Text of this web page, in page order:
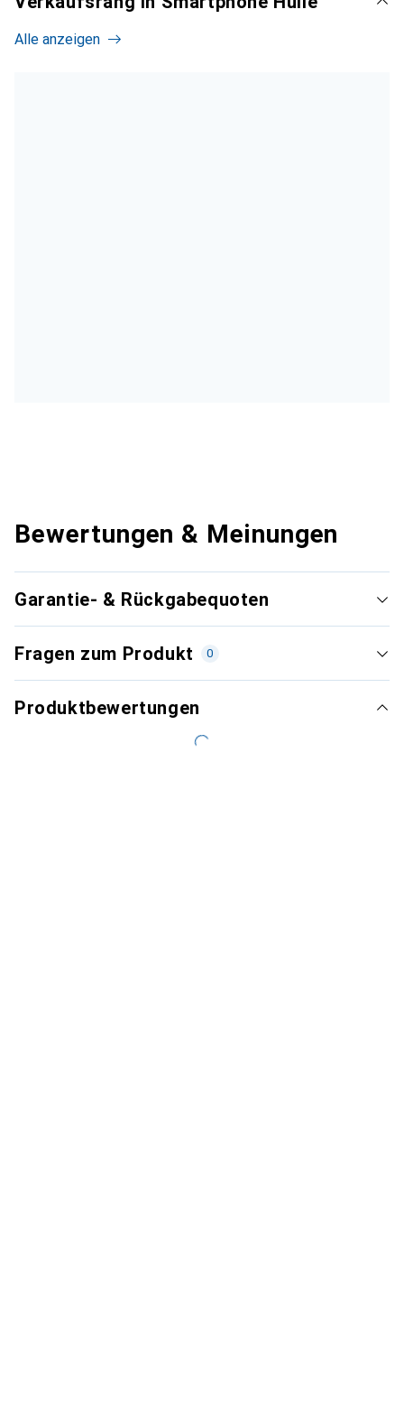
Alle anzeigen
Bewertungen & Meinungen
Garantie- & Rückgabequoten
Fragen zum Produkt 0
Produktbewertungen